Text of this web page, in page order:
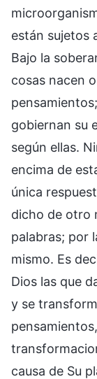
están sujetos
Bajo la
cosas nacen
gobiernan su
según ellas.
encima de
única
dicho de otro
palabras; por
mismo. Es
Dios las que
y se
causa de Su